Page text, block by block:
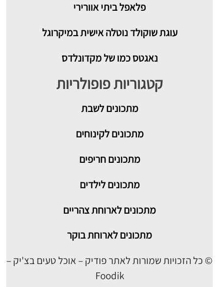
פלאפל ביתי אוורירי
עוגת שוקולד נוטלה אישית במיקרוגל
נאגטס כמו של מקדונלדס
קטגוריות פופולריות
מתכוניםלשבת
מתכונים לקינוחים
מתכונים חריפים
מתכונים לילדים
מתכונים לארוחת צהריים
מתכונים לארוחת בוקר
© כל הזכויות שמורות לאתר פודיק – אוכל טעים בצ'יק –
Foodik